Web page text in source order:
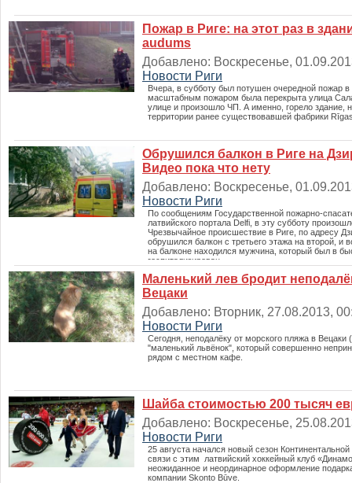
Пожар в Риге: на этот раз в
audums
Добавлено: Воскресенье,
Новости Риги
Вчера, в субботу был потушен очередной пожар в
масштабным пожаром была перекрыта улица
улице и произошло ЧП. А именно, горело здание,
территории ранее существовавшей фабрики
Обрушился балкон в Риге на
Видео пока что нету
Добавлено: Воскресенье,
Новости Риги
По сообщениям Государственной пожарно-
латвийского портала Delfi, в эту субботу
Чрезвычайное происшествие в Риге, по адресу
обрушился балкон с третьего этажа на второй, и
на балконе находился мужчина, который был в
госпитализирован.
Маленький лев бродит
Вецаки
Добавлено: Вторник, 27.08.2013,
Новости Риги
Сегодня, неподалёку от морского пляжа в
"маленький львёнок", который совершенно
рядом с местном кафе.
Шайба стоимостью 200 тысяч
Добавлено: Воскресенье,
Новости Риги
25 августа начался новый сезон
связи с этим латвийский хоккейный клуб
неожиданное и неординарное оформление
компании Skonto Būve.